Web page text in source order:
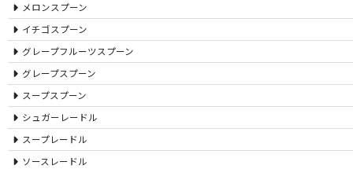
メロンスプーン
イチゴスプーン
グレープフルーツスプーン
グレープスプーン
スープスプーン
シュガーレードル
スープレードル
ソースレードル